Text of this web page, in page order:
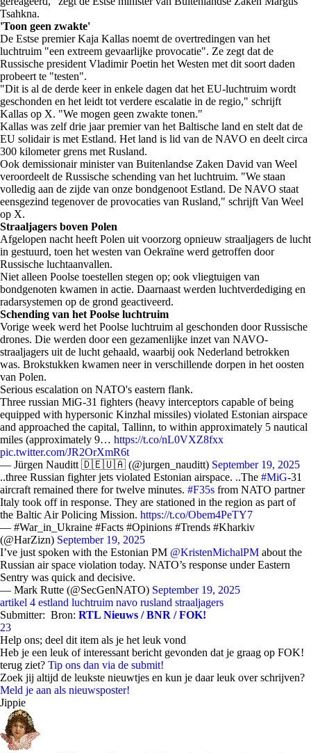
Tsahkna.
'Toon geen zwakte'
De Estse premier Kaja Kallas noemt de overtredingen van het
luchtruim "een extreem gevaarlijke provocatie". Ze zegt dat de
Russische president Vladimir Poetin het Westen met dit soort daden
probeert te "testen".
"Dit is al de derde keer in enkele dagen dat het EU-luchtruim wordt
geschonden en het leidt tot verdere escalatie in de regio," schrijft
Kallas op X. "We mogen geen zwakte tonen."
Kallas was zelf drie jaar premier van het Baltische land en stelt dat de
EU solidair is met Estland. Het land is lid van de NAVO en deelt circa
300 kilometer grens met Rusland.
Ook demissionair minister van Buitenlandse Zaken David van Weel
veroordeelt de Russische schending van het luchtruim. "We staan
volledig aan de zijde van onze bondgenoot Estland. De NAVO staat
eensgezind tegenover de provocaties van Rusland," schrijft Van Weel
op X.
Straaljagers boven Polen
Afgelopen nacht heeft Polen uit voorzorg opnieuw straaljagers de lucht
in gestuurd, toen het westen van Oekraïne werd getroffen door
Russische luchtaanvallen.
Niet alleen Poolse toestellen stegen op; ook vliegtuigen van
bondgenoten kwamen in actie. Daarnaast werden luchtverdediging en
radarsystemen op de grond geactiveerd.
Schending van het Poolse luchtruim
Vorige week werd het Poolse luchtruim al geschonden door Russische
drones. Die werden door een gezamenlijke inzet van NAVO-
straaljagers uit de lucht gehaald, waarbij ook Nederland betrokken
was. Brokstukken kwamen neer in verschillende dorpen in het oosten
van Polen.
Serious escalation on NATO's eastern flank.
Three russian MiG-31 fighters (heavy interceptors capable of being
equipped with hypersonic Kinzhal missiles) violated Estonian airspace
and approached the capital, Tallinn, to within approximately 5 nautical
miles (approximately 9… https://t.co/nL0VXZ8fxx
pic.twitter.com/JR2OrXmR6t
— Jürgen Nauditt 🇩🇪🇺🇦 (@jurgen_nauditt) September 19, 2025
..three Russian fighter jets violated Estonian airspace. ..The #MiG-31
aircraft remained there for twelve minutes. #F35s from NATO partner
Italy took off in response. They are stationed in the region as part of
the Baltic Air Policing Mission. https://t.co/Obem4PeTY7
— #War_in_Ukraine #Facts #Opinions #Trends #Kharkiv
(@HarZizn) September 19, 2025
I’ve just spoken with the Estonian PM @KristenMichalPM about the
Russian air space violation today. NATO’s response under Eastern
Sentry was quick and decisive.
— Mark Rutte (@SecGenNATO) September 19, 2025
artikel 4 estland luchtruim navo rusland straaljagers
Submitter: Bron: RTL Nieuws / BNR / FOK!
23
Help ons; deel dit item als je het leuk vond
Heb je een leuk of interessant bericht gevonden dat je graag op FOK!
terug ziet? Tip ons dan via de submit!
Zoek jij altijd de leukste nieuwtjes en kun je daar leuk over schrijven?
Meld je aan als nieuwsposter!
Jippie